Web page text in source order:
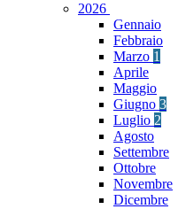
2026
Gennaio
Febbraio
Marzo 1
Aprile
Maggio
Giugno 3
Luglio 2
Agosto
Settembre
Ottobre
Novembre
Dicembre